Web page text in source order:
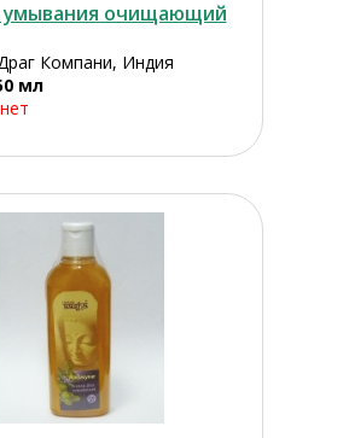
умывания очищающий
Компани, Индия
мл